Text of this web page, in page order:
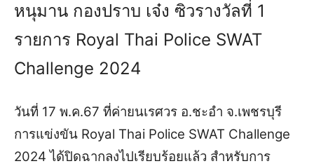
หนุมาน กองปราบ เจ๋ง ซิวรางวัลที่ 1
รายการ Royal Thai Police SWAT
Challenge 2024
วันที่ 17 พ.ค.67 ที่ค่ายนเรศวร อ.ชะอำ จ.เพชรบุรี
การแข่งขัน Royal Thai Police SWAT Challenge
2024 ได้ปิดฉากลงไปเรียบร้อยแล้ว สำหรับการ